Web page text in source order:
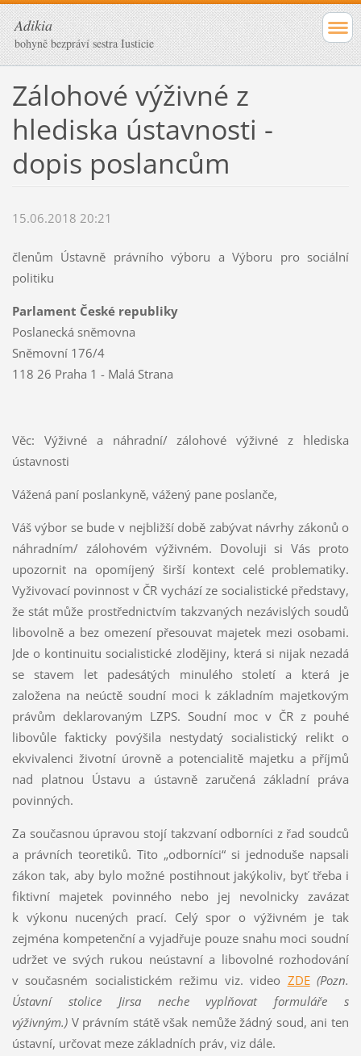
Adikia
bohyně bezpráví sestra Iusticie
Zálohové výživné z
hlediska ústavnosti -
dopis poslancům
15.06.2018 20:21
členům Ústavně právního výboru a Výboru pro sociální
politiku
Parlament České republiky
Poslanecká sněmovna
Sněmovní 176/4
118 26 Praha 1 - Malá Strana
Věc: Výživné a náhradní/ zálohové výživné z hlediska
ústavnosti
Vážená paní poslankyně, vážený pane poslanče,
Váš výbor se bude v nejbližší době zabývat návrhy zákonů o
náhradním/ zálohovém výživném. Dovoluji si Vás proto
upozornit na opomíjený širší kontext celé problematiky.
Vyživovací povinnost v ČR vychází ze socialistické představy,
že stát může prostřednictvím takzvaných nezávislých soudů
libovolně a bez omezení přesouvat majetek mezi osobami.
Jde o kontinuitu socialistické zlodějiny, která si nijak nezadá
se stavem let padesátých minulého století a která je
založena na neúctě soudní moci k základním majetkovým
právům deklarovaným LZPS. Soudní moc v ČR z pouhé
libovůle fakticky povýšila nestydatý socialistický relikt o
ekvivalenci životní úrovně a potencialitě majetku a příjmů
nad platnou Ústavu a ústavně zaručená základní práva
povinných.
Za současnou úpravou stojí takzvaní odborníci z řad soudců
a právních teoretiků. Tito „odborníci“ si jednoduše napsali
zákon tak, aby bylo možné postihnout jakýkoliv, byť třeba i
fiktivní majetek povinného nebo jej nevolnicky zavázat
k výkonu nucených prací. Celý spor o výživném je tak
zejména kompetenční a vyjadřuje pouze snahu moci soudní
udržet ve svých rukou neústavní a libovolné rozhodování
v současném socialistickém režimu viz. video ZDE (Pozn.
Ústavní stolice Jirsa neche vyplňovat formuláře s
výživným.)V právním státě však nemůže žádný soud, ani ten
ústavní, určovat meze základních práv, viz dále.